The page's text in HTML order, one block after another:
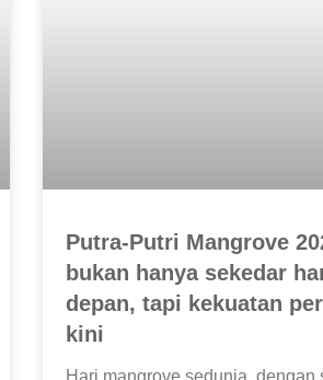
Putra-Putri Mangrove
bukan hanya sekedar
depan, tapi kekuatan
kini